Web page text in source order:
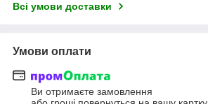
Всі умови доставки
Умови оплати
Ви отримаєте замовлення